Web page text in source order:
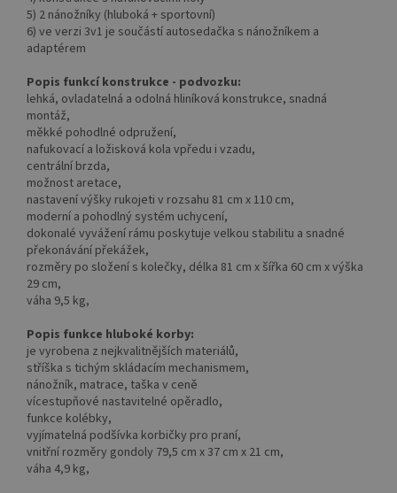
5) 2 nánožníky (hluboká + sportovní)
6) ve verzi 3v1 je součástí autosedačka s nánožníkem a
adaptérem
Popis funkcí konstrukce - podvozku:
lehká, ovladatelná a odolná hliníková konstrukce, snadná
montáž,
měkké pohodlné odpružení,
nafukovací a ložisková kola vpředu i vzadu,
centrální brzda,
možnost aretace,
nastavení výšky rukojeti v rozsahu 81 cm x 110 cm,
moderní a pohodlný systém uchycení,
dokonalé vyvážení rámu poskytuje velkou stabilitu a snadné
překonávání překážek,
rozměry po složení s kolečky, délka 81 cm x šířka 60 cm x výška
29 cm,
váha 9,5 kg,
Popis funkce hluboké korby:
je vyrobena z nejkvalitnějších materiálů,
stříška s tichým skládacím mechanismem,
nánožník, matrace, taška v ceně
vícestupňové nastavitelné opěradlo,
funkce kolébky,
vyjímatelná podšívka korbičky pro praní,
vnitřní rozměry gondoly 79,5 cm x 37 cm x 21 cm,
váha 4,9 kg,